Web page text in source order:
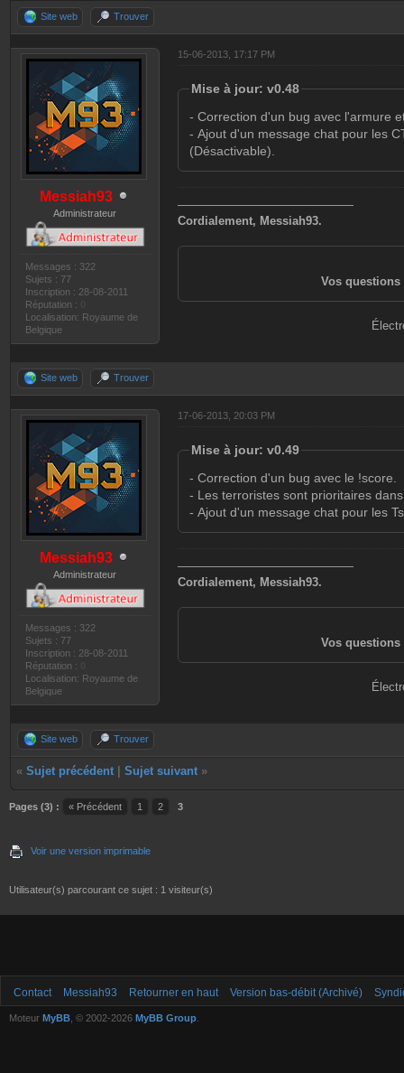
Site web Trouver
Messiah93
Administrateur
Messages : 322
Sujets : 77
Inscription : 28-08-2011
Réputation :
Localisation: Royaume de
Belgique
15-06-2013, 17:17 PM
Mise à jour: v0.48
- Correction d'un bug avec l'armure
- Ajout d'un message chat pour les
(Désactivable).
———————————————
Cordialement, Messiah93.
Vos questions
Site web Trouver
Messiah93
Administrateur
Messages : 322
Sujets : 77
Inscription : 28-08-2011
Réputation :
Localisation: Royaume de
Belgique
17-06-2013, 20:03 PM
Mise à jour: v0.49
- Correction d'un bug avec le !score.
- Les terroristes sont prioritaires
- Ajout d'un message chat pour les
———————————————
Cordialement, Messiah93.
Vos questions
Site web Trouver
« Sujet précédent Sujet suivant »
Pages (3) : « Précédent 1 2 3
Voir une version imprimable
Utilisateur(s) parcourant ce sujet : 1 visiteur(s)
Contact Messiah93 Retourner en haut Version bas-débit (Archivé)
Moteur MyBB , © 2002-2026 MyBB Group